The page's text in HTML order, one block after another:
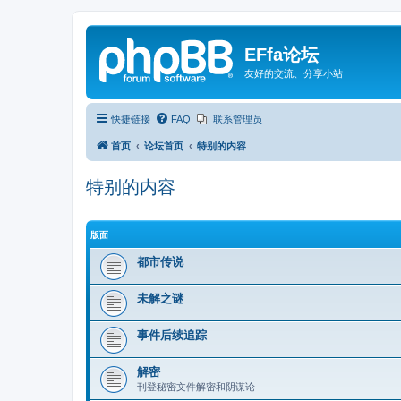
EFfa论坛
友好的交流、分享小站
快捷链接 FAQ 联系管理员
首页 论坛首页 特别的内容
特别的内容
版面
都市传说
未解之谜
事件后续追踪
解密
刊登秘密文件解密和阴谋论